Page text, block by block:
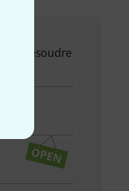
et résoudre